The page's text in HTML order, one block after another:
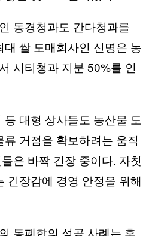
동경청과도 간다청과를
쌀 도매회사인 신명은 농
시티청과 지분 50%를 인
대형 상사들도 농산물 도
거점을 확보하려는 움직
은 바짝 긴장 중이다. 자칫
긴장감에 경영 안정을 위해
통폐합의 성공 사례는 후